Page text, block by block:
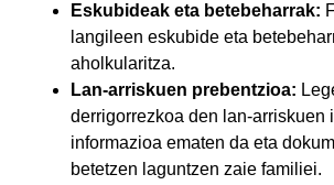
Eskubideak eta betebeharrak:
langileen eskubide eta
aholkularitza.
Lan-arriskuen prebentzioa:
derrigorrezkoa den lan-arriskuen
informazioa ematen da eta
betetzen laguntzen zaie familiei.